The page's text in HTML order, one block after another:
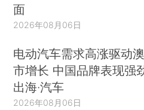
面
2026年08月06日
电动汽车需求高涨驱动
市增长 中国品牌表现强
出海·汽车
2026年08月06日